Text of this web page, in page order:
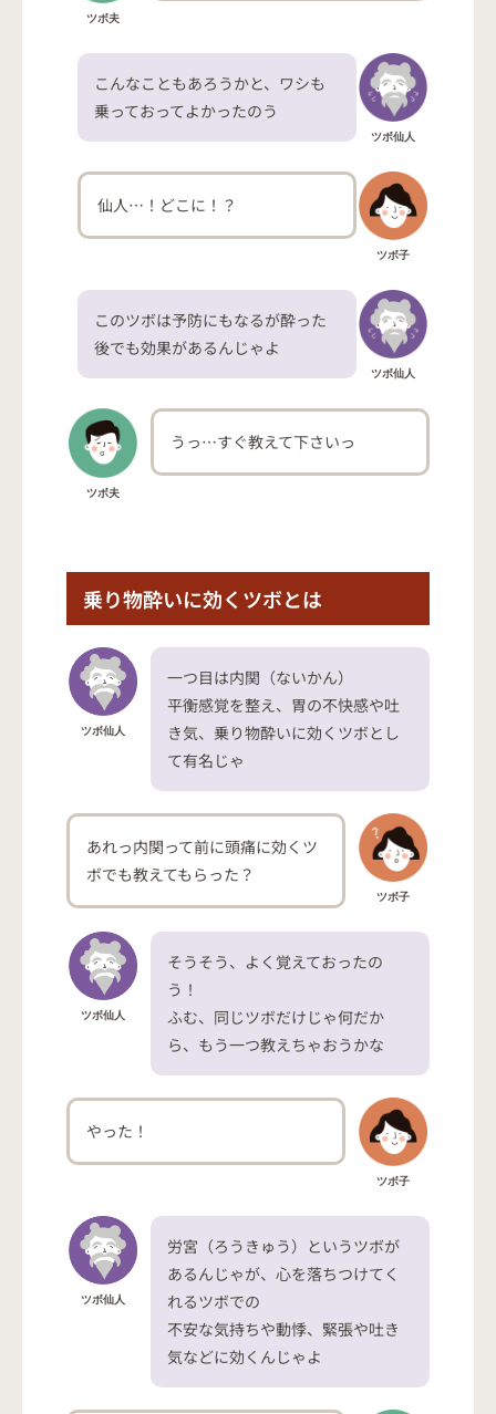
ツボ夫
こんなこともあろうかと、ワシも
乗っておってよかったのう
ツボ仙人
仙人…！どこに！？
ツボ子
このツボは予防にもなるが酔った
後でも効果があるんじゃよ
ツボ仙人
ツボ夫
うっ…すぐ教えて下さいっ
乗り物酔いに効くツボとは
ツボ仙人
一つ目は内関（ないかん）
平衡感覚を整え、胃の不快感や吐
き気、乗り物酔いに効くツボとし
て有名じゃ
あれっ内関って前に頭痛に効くツ
ボでも教えてもらった？
ツボ子
ツボ仙人
そうそう、よく覚えておったの
う！
ふむ、同じツボだけじゃ何だか
ら、もう一つ教えちゃおうかな
やった！
ツボ子
ツボ仙人
労宮（ろうきゅう）というツボが
あるんじゃが、心を落ちつけてく
れるツボでの
不安な気持ちや動悸、緊張や吐き
気などに効くんじゃよ